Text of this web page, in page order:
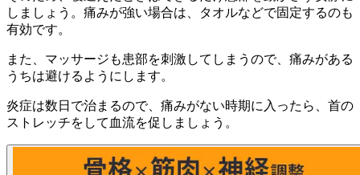
しましょう。痛みが強い場合は、タオルなどで固定するのも
有効です。
また、マッサージも患部を刺激してしまうので、痛みがある
うちは避けるようにします。
炎症は数日で治まるので、痛みがない時期に入ったら、首の
ストレッチをして血流を促しましょう。